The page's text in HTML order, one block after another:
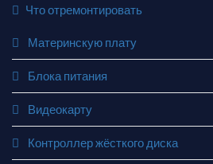
Что отремонтировать
Материнскую плату
Блока питания
Видеокарту
Контроллер жёсткого диска